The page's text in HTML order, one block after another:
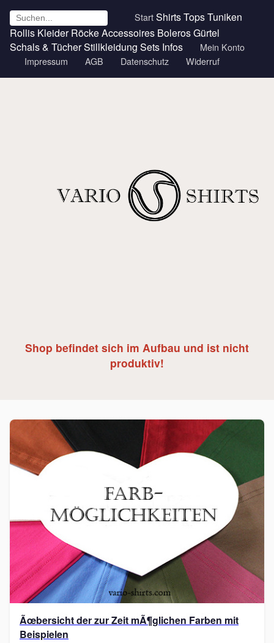
StartShirtsTopsTuniken
Rollis Kleider RöckeAccessoires BolerosGürtel
Schals & TücherStillkleidung Sets Infos
Mein Konto
Impressum
AGB Datenschutz Widerruf
Shop befindet sich im Aufbau und ist nicht
produktiv!
Ãœbersicht der zur Zeit mÃ¶glichen Farben mit
Beispielen